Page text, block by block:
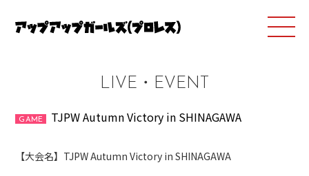
LIVE・EVENT
GAME TJPW Autumn Victory in SHINAGAWA
【大会名】TJPW Autumn Victory in SHINAGAWA